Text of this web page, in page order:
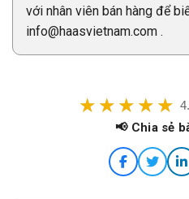
với nhân viên bán hàng để
info@haasvietnam.com .
📢 Chia sẻ